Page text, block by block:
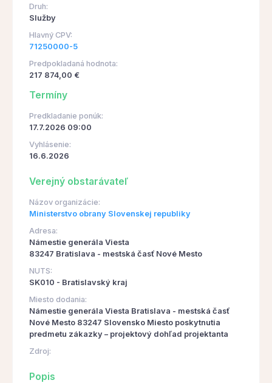
Druh:
Služby
Hlavný CPV:
71250000-5
Predpokladaná hodnota:
217 874,00 €
Termíny
Predkladanie ponúk:
17.7.2026 09:00
Vyhlásenie:
16.6.2026
Verejný obstarávateľ
Názov organizácie:
Ministerstvo obrany Slovenskej republiky
Adresa:
Námestie generála Viesta
83247 Bratislava - mestská časť Nové Mesto
NUTS:
SK010 - Bratislavský kraj
Miesto dodania:
Námestie generála Viesta Bratislava - mestská časť
Nové Mesto 83247 Slovensko Miesto poskytnutia
predmetu zákazky – projektový dohľad projektanta
Zdroj:
Popis